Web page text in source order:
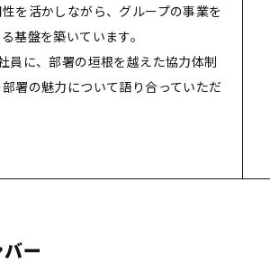
を活かしながら、グループの事業を
基盤を築いています。
員に、部署の垣根を越えた協力体制
署の魅力について語り合っていただ
ー